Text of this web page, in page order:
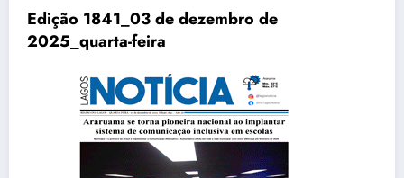
Edição 1841_03 de dezembro de
2025_quarta-feira